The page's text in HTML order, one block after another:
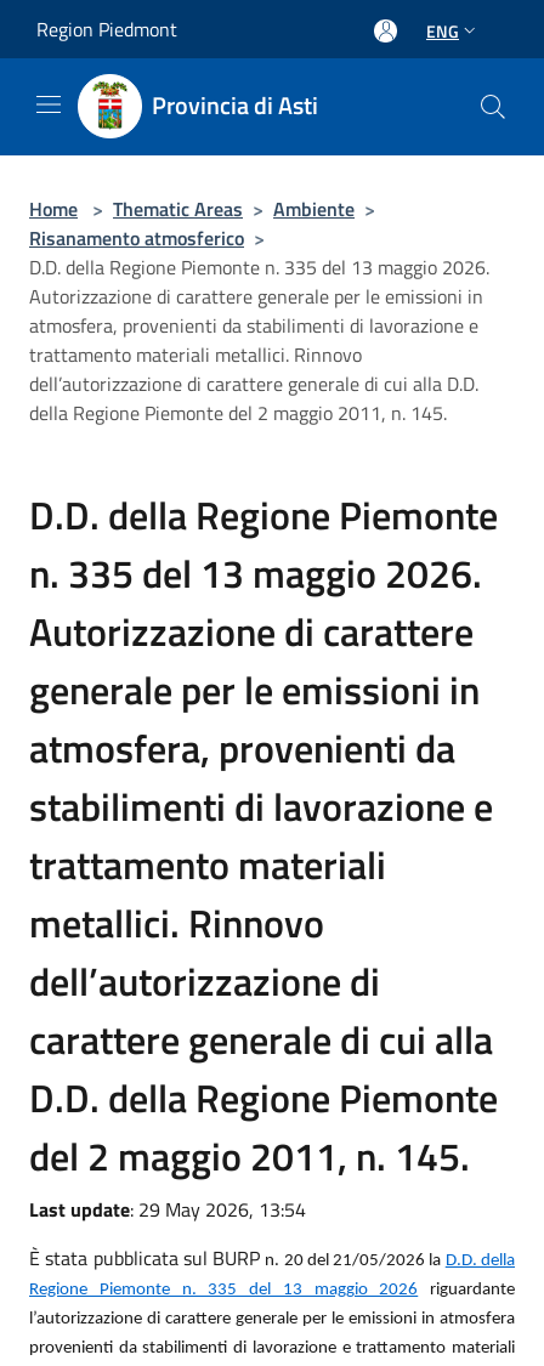
Region Piedmont ENG
Provincia di Asti
Home > Thematic Areas > Ambiente >
Risanamento atmosferico >
D.D. della Regione Piemonte n. 335 del 13 maggio 2026.
Autorizzazione di carattere generale per le emissioni in
atmosfera, provenienti da stabilimenti di lavorazione e
trattamento materiali metallici. Rinnovo
dell’autorizzazione di carattere generale di cui alla D.D.
della Regione Piemonte del 2 maggio 2011, n. 145.
D.D. della Regione Piemonte
n. 335 del 13 maggio 2026.
Autorizzazione di carattere
generale per le emissioni in
atmosfera, provenienti da
stabilimenti di lavorazione e
trattamento materiali
metallici. Rinnovo
dell’autorizzazione di
carattere generale di cui alla
D.D. della Regione Piemonte
del 2 maggio 2011, n. 145.
Last update: 29 May 2026, 13:54
È stata pubblicata sul BURP n. 20 del 21/05/2026 la D.D. della
Regione Piemonte n. 335 del 13 maggio 2026 riguardante
l’autorizzazione di carattere generale per le emissioni in atmosfera
provenienti da stabilimenti di lavorazione e trattamento materiali